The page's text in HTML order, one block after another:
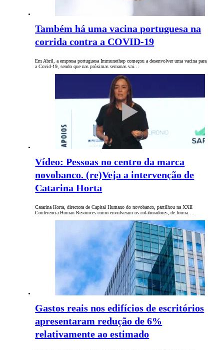
Também há uma vacina portuguesa na
corrida contra a COVID-19
Em Abril, a empresa portuguesa Immunethep começou a desenvolver uma vacina para
a Covid-19, sendo que nas próximas semanas vai…
Vídeo: Pessoas no centro da marca
novobanco. (re)Veja a intervenção de
Catarina Horta
Catarina Horta, directora de Capital Humano do novobanco, partilhou na XXII
Conferencia Human Resources como envolveram os colaboradores, de forma…
Gastos reais nos edifícios de escritórios
apresentaram redução de 6%
relativamente ao estimado